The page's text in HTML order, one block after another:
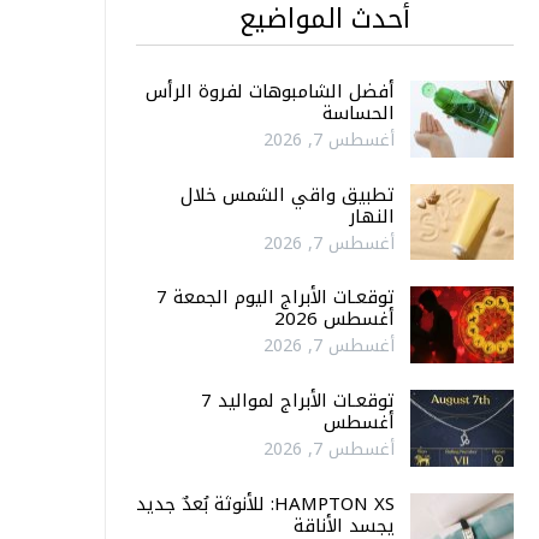
أحدث المواضيع
أفضل الشامبوهات لفروة الرأس
الحساسة
أغسطس 7, 2026
تطبيق واقي الشمس خلال
النهار
أغسطس 7, 2026
توقعـات الأبراج اليوم الجمعة 7
أغسطس 2026
أغسطس 7, 2026
توقعـات الأبراج لمواليد 7
أغسطس
أغسطس 7, 2026
HAMPTON XS: للأنوثة بُعدٌ جديد
يجسد الأناقة